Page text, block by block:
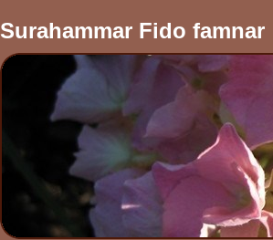
Surahammar Fido famnar